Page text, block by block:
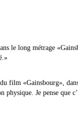
le long métrage
film «Gainsbourg»,
physique. Je pense que